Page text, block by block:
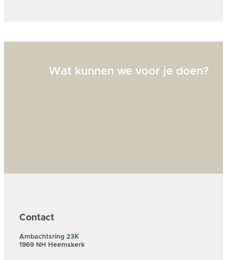
Wat kunnen we voor je doen?
Contact
Ambachtsring 23K
1969 NH Heemskerk